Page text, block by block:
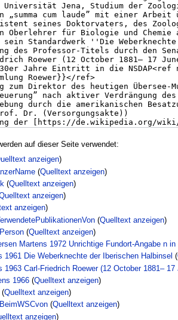
auf dieser Seite verwendet:
anzeigen)
(Quelltext anzeigen)
(Quelltext anzeigen)
anzeigen)
anzeigen)
(Quelltext anzeigen)
(Quelltext anzeigen)
Martens 1972 Unrichtige Fundort-Angabe n
1961 Die Weberknechte der Iberischen Halbinsel (
1963 Carl-Friedrich Roewer (12 October 1881– 17
1966(Quelltext anzeigen)
Quelltext anzeigen)
(Quelltext anzeigen)
anzeigen)